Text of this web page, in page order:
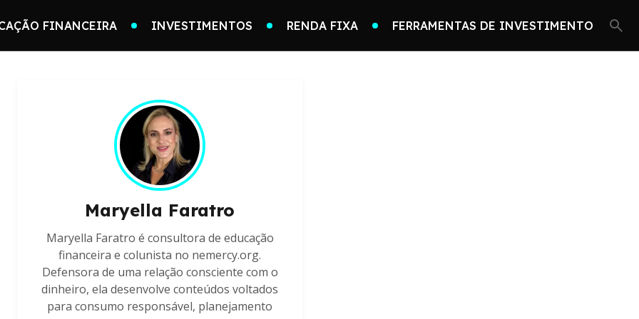
FINANCEIRA INVESTIMENTOS RENDA FIXA FERRAMENTAS DE INVESTIMENTO
Maryella Faratro
Maryella Faratro é consultora de educação
financeira e colunista no nemercy.org.
Defensora de uma relação consciente com o
dinheiro, ela desenvolve conteúdos voltados
para consumo responsável, planejamento